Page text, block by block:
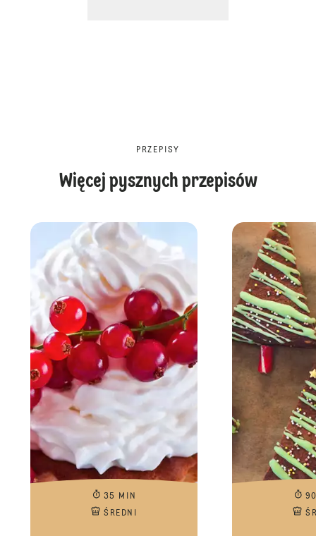
PRZEPISY
Więcej pysznych przepisów
35 MIN
ŚREDNI